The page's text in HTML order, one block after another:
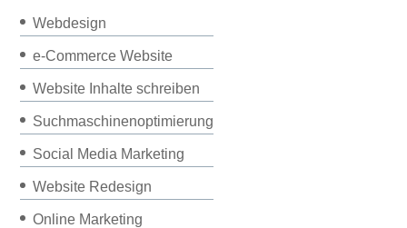
Webdesign
e-Commerce Website
Website Inhalte schreiben
Suchmaschinenoptimierung
Social Media Marketing
Website Redesign
Online Marketing